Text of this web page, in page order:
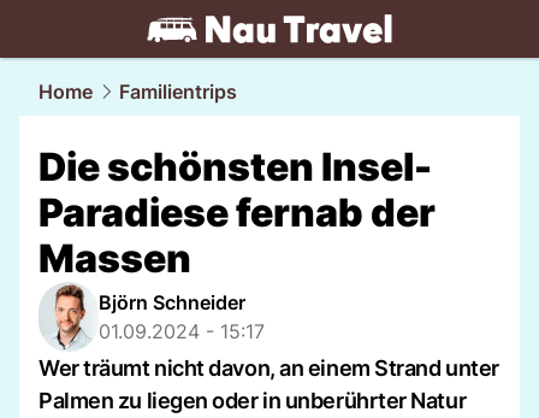
travel.NAU.ch
Home Familientrips
Die schönsten Insel-
Paradiese fernab der
Massen
Björn Schneider
01.09.2024 - 15:17
Wer träumt nicht davon, an einem Strand unter
Palmen zu liegen oder in unberührter Natur